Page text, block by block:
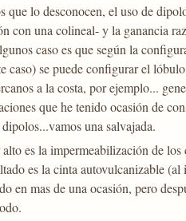
que lo desconocen, el uso de
con una colineal- y la ganancia
caso es que según la
caso) se puede configurar el
a la costa, por ejemplo...
que he tenido ocasión de
una salvajada.
es la impermeabilización de
es la cinta autovulcanizable
en mas de una ocasión, pero